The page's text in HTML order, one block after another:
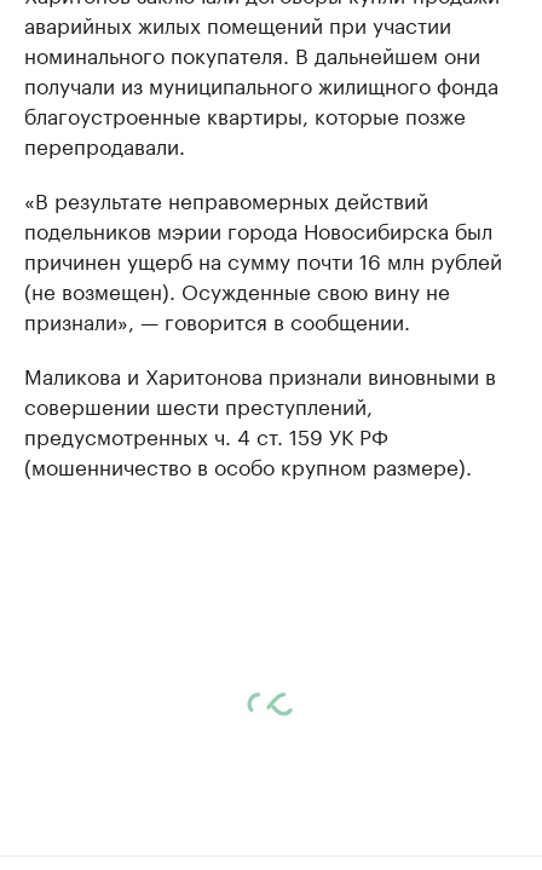
аварийных жилых помещений при участии
номинального покупателя. В дальнейшем они
получали из муниципального жилищного фонда
благоустроенные квартиры, которые позже
перепродавали.
«В результате неправомерных действий
подельников мэрии города Новосибирска был
причинен ущерб на сумму почти 16 млн рублей
(не возмещен). Осужденные свою вину не
признали», — говорится в сообщении.
Маликова и Харитонова признали виновными в
совершении шести преступлений,
предусмотренных ч. 4 ст. 159 УК РФ
(мошенничество в особо крупном размере).